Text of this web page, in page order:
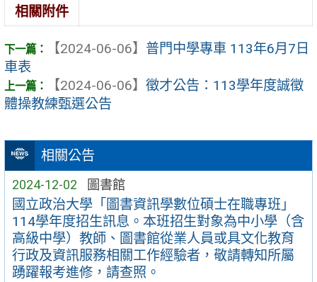
相關公告
2024-12-02 圖書館
國立政治大學「圖書資訊學數位碩士在職專班」
114學年度招生訊息。本班招生對象為中小學（含
高級中學）教師、圖書館從業人員或具文化教育
行政及資訊服務相關工作經驗者，敬請轉知所屬
踴躍報考進修，請查照。
相關附件
【2024-06-06】 普門中學專車 113年6月7日
車表
【2024-06-06】 徵才公告：113學年度誠徵
體操教練甄選公告